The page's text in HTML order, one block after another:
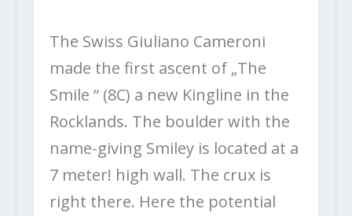
The Swiss Giuliano Cameroni
made the first ascent of „The
Smile “ (8C) a new Kingline in the
Rocklands. The boulder with the
name-giving Smiley is located at a
7 meter! high wall. The crux is
right there. Here the potential